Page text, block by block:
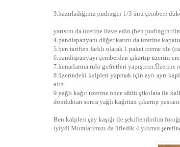
3.hazırladığınız pudingin 1/3 ünü çembere
yarısını da üzerine ilave edin (ben pudingin
4.pandispanyanı düğer katını da üzerine
5.ben tariften farklı olarak 1 paket creme ole
6.pandispanyayı çemberden çıkartıp üzerini
7.kenarlarına rulo gofretleri
8.üzerindeki kalpleri yapmak için ayrı ayrı
alın.
9.yağlı kağıt üzerine önce sütlü çikolata ile
donduktan sonra yağlı kağıttan çıkartıp
Ben kalpleri çay kaşığı ile şekillendirdim
iyiydi.Mumlarımızı da üfledik 4.yılımız